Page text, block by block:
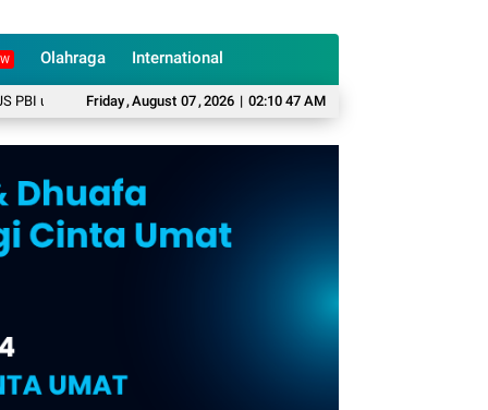
Olahraga International
Friday,August 07,2026 | 02:10 48 AM
Miskin BKPSDM Cianjur Pastikan Belum Ada Rotasi dan Mutasi